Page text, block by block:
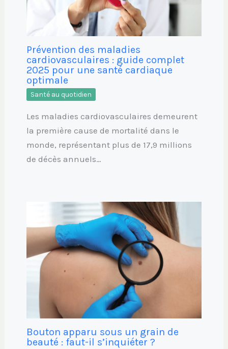
Prévention des maladies
cardiovasculaires : guide complet
2025 pour une santé cardiaque
optimale
Santé au quotidien
Les maladies cardiovasculaires demeurent
la première cause de mortalité dans le
monde, représentant plus de 17,9 millions
de décès annuels…
Bouton apparu sous un grain de
beauté : faut-il s’inquiéter ?